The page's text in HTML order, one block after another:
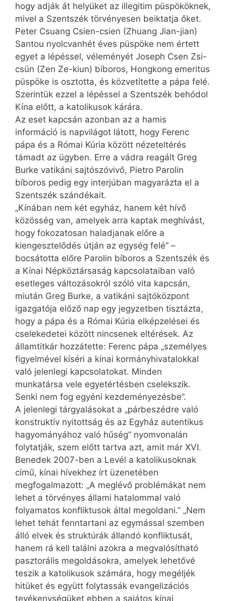
hogy adják át helyüket az illegitim püspököknek,
mivel a Szentszék törvényesen beiktatja őket.
Peter Csuang Csien-csien (Zhuang Jian-jian)
Santou nyolc­vanhét éves püspöke nem értett
egyet a lépéssel, véleményét Joseph Csen Zsi-
csün (Zen Ze-kiun) bíboros, Hongkong emeritus
püspöke is osztotta, és közvetítette a pápa felé.
Szerintük ezzel a lépéssel a Szentszék behódol
Kína előtt, a katolikusok kárára.
Az eset kapcsán azonban az a hamis
információ is napvilágot látott, hogy Ferenc
pápa és a Római Kúria között nézeteltérés
támadt az ügyben. Erre a vádra reagált Greg
Burke vatikáni sajtószóvivő, Pietro Parolin
bíboros pedig egy interjúban magyarázta el a
Szentszék szándékait.
„Kínában nem két egyház, hanem két hívő
közösség van, amelyek arra kaptak meghívást,
hogy fokozatosan haladjanak előre a
kiengesztelődés útján az egység felé” –
bocsátotta előre Parolin bíboros a Szentszék és
a Kínai Népköztársaság kapcsolataiban való
esetleges változásokról szóló vita kapcsán,
miután Greg Burke, a vatikáni sajtóközpont
igazgatója előző nap egy jegyzetben tisztázta,
hogy a pápa és a Római Kúria elképzelései és
cselekedetei között nincsenek eltérések. Az
államtitkár hozzátette: Ferenc pápa „személyes
figyelmével kíséri a kínai kormányhivatalokkal
való jelenlegi kapcsolatokat. Minden
munkatársa vele egyetértésben cselekszik.
Senki nem fog egyéni kezdeményezésbe”.
A jelenlegi tárgyalásokat a „párbeszédre való
konstruktív nyitottság és az Egyház autentikus
hagyományához való hűség” nyomvonalán
folytatják, szem előtt tartva azt, amit már XVI.
Benedek 2007-ben a Levél a katolikusoknak
című, kínai hívekhez írt üzenetében
megfogalmazott: „A meglévő problémákat nem
lehet a törvényes állami hatalommal való
folyamatos konfliktusok által megoldani.” „Nem
lehet tehát fenntartani az egymással szemben
álló elvek és struktúrák állandó konfliktusát,
hanem rá kell találni azokra a megvalósítható
pasztorális megoldásokra, amelyek lehetővé
teszik a katolikusok számára, hogy megéljék
hitüket és együtt folytassák evangelizációs
tevékenységüket ebben a sajátos kínai